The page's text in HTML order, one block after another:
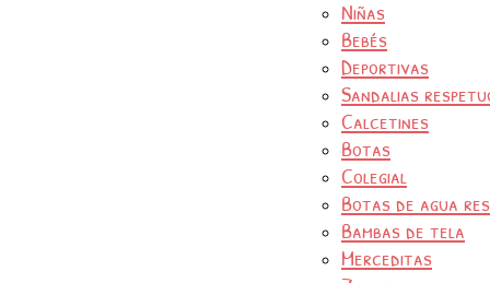
Niñas
Bebés
Deportivas
Sandalias
Calcetines
Botas
Colegial
Botas de agua
Bambas de tela
Merceditas